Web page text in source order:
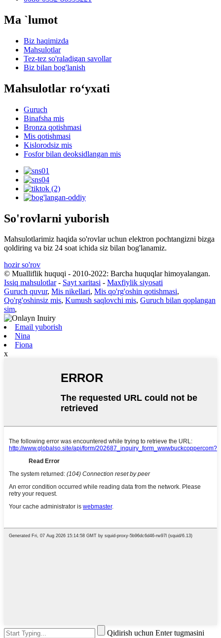
Ma `lumot
Biz haqimizda
Mahsulotlar
Tez-tez so'raladigan savollar
Biz bilan bog'lanish
Mahsulotlar roʻyxati
Guruch
Binafsha mis
Bronza qotishmasi
Mis qotishmasi
Kislorodsiz mis
Fosfor bilan deoksidlangan mis
So'rovlarni yuborish
Mahsulotlarimiz haqida so'rovlar uchun elektron pochtangizni bizga
qoldiring va biz 24 soat ichida siz bilan bog'lanamiz.
hozir so'rov
© Mualliflik huquqi - 2010-2022: Barcha huquqlar himoyalangan.
Issiq mahsulotlar- Sayt xaritasi - Maxfiylik siyosati
Guruch quvur, Mis nikellari, Mis qo'rg'oshin qotishmasi,
Qo'rg'oshinsiz mis, Kumush saqlovchi mis, Guruch bilan qoplangan
sim,
Email yuborish
Nina
Fiona
x
Qidirish uchun Enter tugmasini